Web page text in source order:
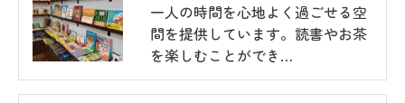
一人の時間を心地よく過ごせる空
間を提供しています。読書やお茶
を楽しむことができ…